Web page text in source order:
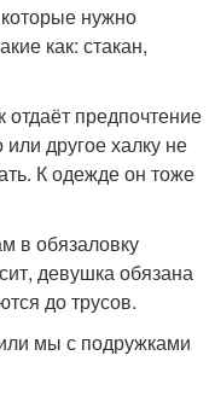
нужно
как: стакан,
отдаёт предпочтение
другое халку не
К одежде он тоже
в обязаловку
девушка обязана
до трусов.
мы с подружками